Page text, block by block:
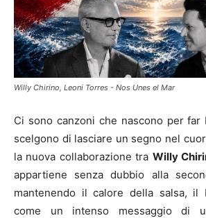
Willy Chirino, Leoni Torres - Nos Unes el Mar
Ci sono canzoni che nascono per far
scelgono di lasciare un segno nel
la nuova collaborazione tra Willy
appartiene senza dubbio alla
mantenendo il calore della salsa, il
come un intenso messaggio di